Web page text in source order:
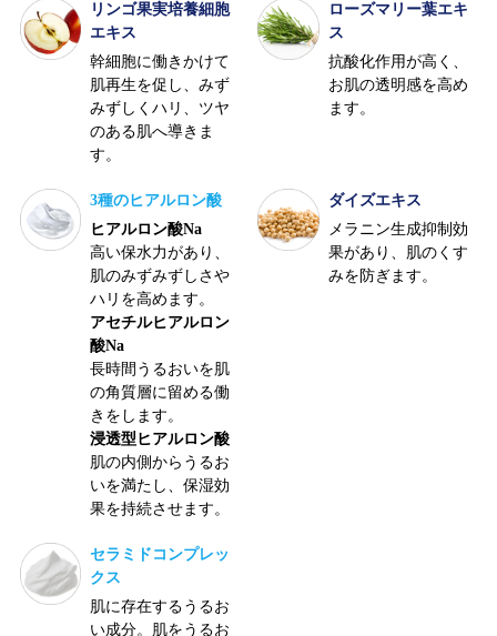
リンゴ果実培養細胞
エキス
幹細胞に働きかけて
肌再生を促し、みず
みずしくハリ、ツヤ
のある肌へ導きま
す。
ローズマリー葉エキ
ス
抗酸化作用が高く、
お肌の透明感を高め
ます。
3種のヒアルロン酸
ヒアルロン酸Na
高い保水力があり、
肌のみずみずしさや
ハリを高めます。
アセチルヒアルロン
酸Na
長時間うるおいを肌
の角質層に留める働
きをします。
浸透型ヒアルロン酸
肌の内側からうるお
いを満たし、保湿効
果を持続させます。
ダイズエキス
メラニン生成抑制効
果があり、肌のくす
みを防ぎます。
セラミドコンプレッ
クス
肌に存在するうるお
い成分。肌をうるお